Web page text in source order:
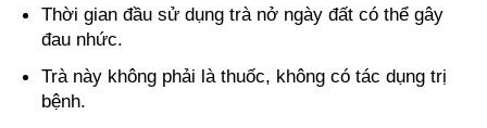
Thời gian đầu sử dụng trà nở ngày đất có thể gây
đau nhức.
Trà này không phải là thuốc, không có tác dụng trị
bệnh.